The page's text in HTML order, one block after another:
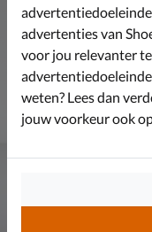
advertenties van
voor jou relevanter
weten? Lees dan
jouw voorkeur ook